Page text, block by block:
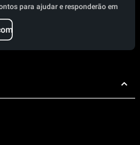
para ajudar e responderão em